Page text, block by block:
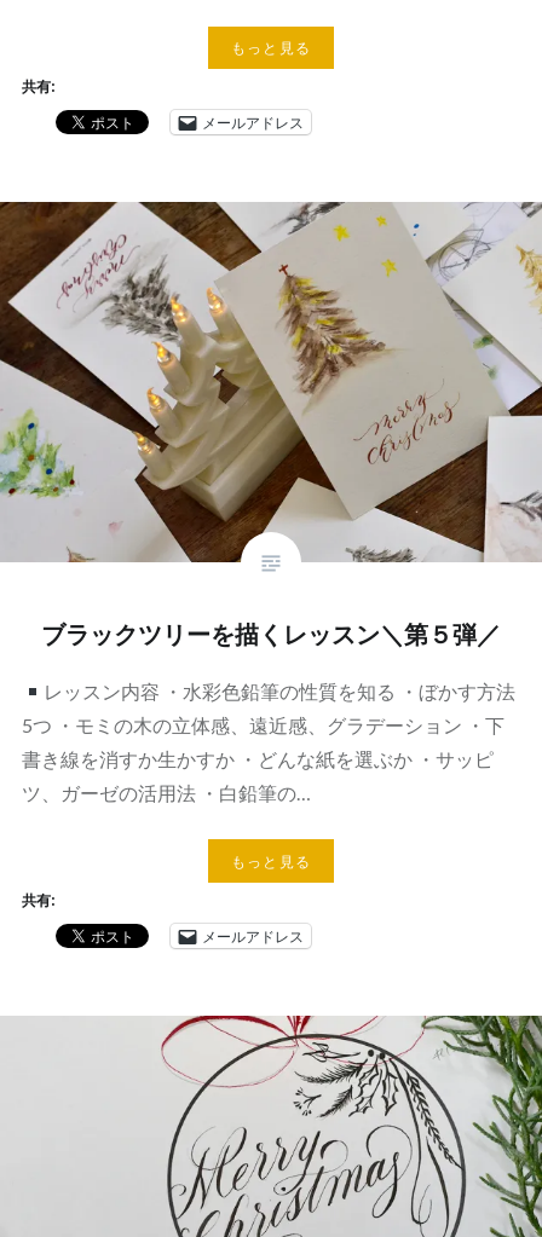
もっと見る
共有:
メールアドレス
ブラックツリーを描くレッスン＼第５弾／
レッスン内容 ・水彩色鉛筆の性質を知る ・ぼかす方法
5つ ・モミの木の立体感、遠近感、グラデーション ・下
書き線を消すか生かすか ・どんな紙を選ぶか ・サッピ
ツ、ガーゼの活用法 ・白鉛筆の…
もっと見る
共有:
メールアドレス